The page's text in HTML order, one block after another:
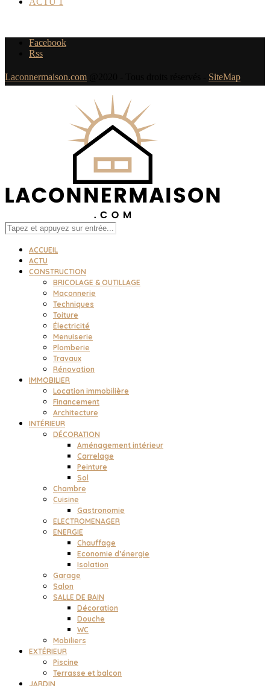
Facebook
Rss
Laconnermaison.com SiteMap
ACCUEIL
ACTU
CONSTRUCTION
BRICOLAGE & OUTILLAGE
Maçonnerie
Techniques
Toiture
Électricité
Menuiserie
Plomberie
Travaux
Rénovation
IMMOBILIER
Location immobilière
Financement
Architecture
INTÉRIEUR
DÉCORATION
Aménagement intérieur
Carrelage
Peinture
Sol
Chambre
Cuisine
Gastronomie
ELECTROMENAGER
ENERGIE
Chauffage
Economie d’énergie
Isolation
Garage
Salon
SALLE DE BAIN
Décoration
Douche
WC
Mobiliers
EXTÉRIEUR
Piscine
Terrasse et balcon
JARDIN